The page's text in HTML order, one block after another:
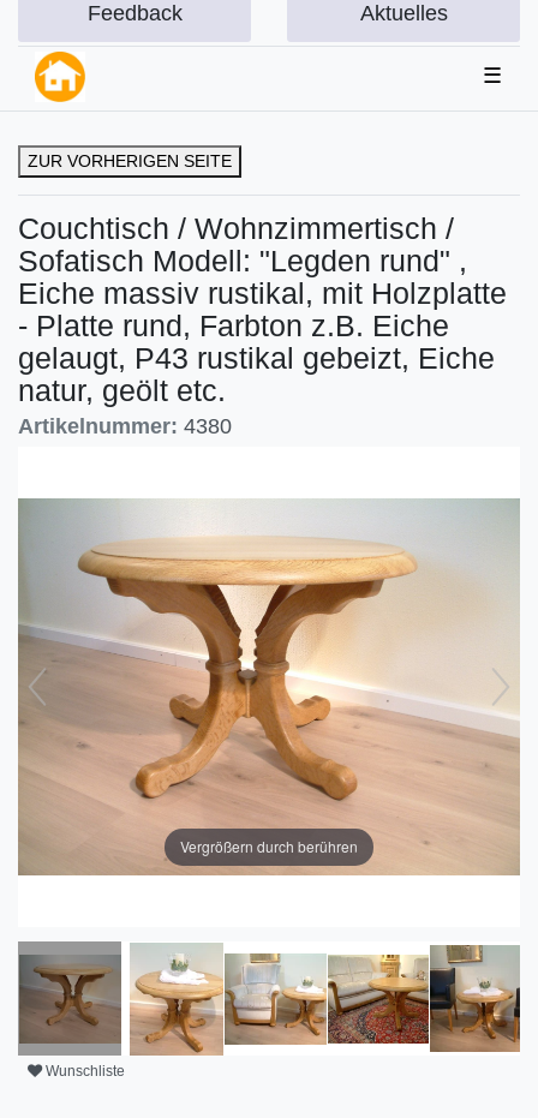
Feedback Aktuelles
☰
ZUR VORHERIGEN SEITE
Couchtisch / Wohnzimmertisch /
Sofatisch Modell: "Legden rund" ,
Eiche massiv rustikal, mit Holzplatte
- Platte rund, Farbton z.B. Eiche
gelaugt, P43 rustikal gebeizt, Eiche
natur, geölt etc.
Artikelnummer: 4380
Vergrößern durch berühren
Wunschliste